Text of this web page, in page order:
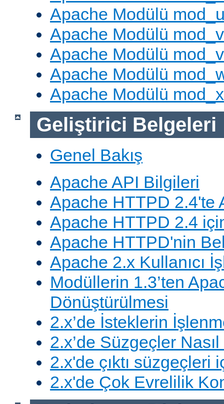
Apache Modülü
Apache Modülü
Apache Modülü
Apache Modülü
Apache Modülü
Geliştirici Belgeleri
Genel Bakış
Apache API Bilgileri
Apache HTTPD 2.4'te
Apache HTTPD 2.4
Apache HTTPD'nin
Apache 2.x Kullanıcı
Modüllerin 1.3’ten
Dönüştürülmesi
2.x’de İsteklerin
2.x’de Süzgeçler Nasıl
2.x'de çıktı süzgeçleri
2.x'de Çok Evrelilik